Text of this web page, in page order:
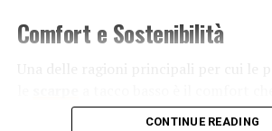
In sintesi, le passerelle sonoinfluenti
un ruolo cruciale nel plasmare le
l’architettura, la tecnologia e la moda,
Comfort e Sostenibilità
i tacchi alti possono essere eleganti,
CONTINUE READING